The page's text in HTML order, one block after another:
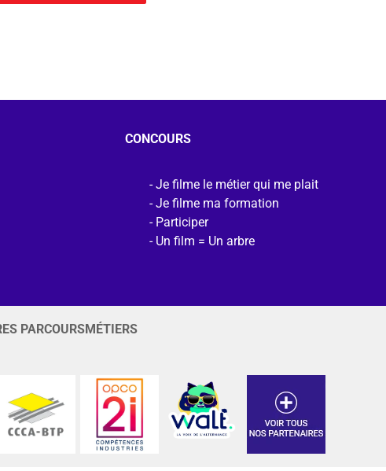
CONCOURS
Je filme le métier qui me plait
Je filme ma formation
Participer
Un film = Un arbre
PARCOURSMÉTIERS